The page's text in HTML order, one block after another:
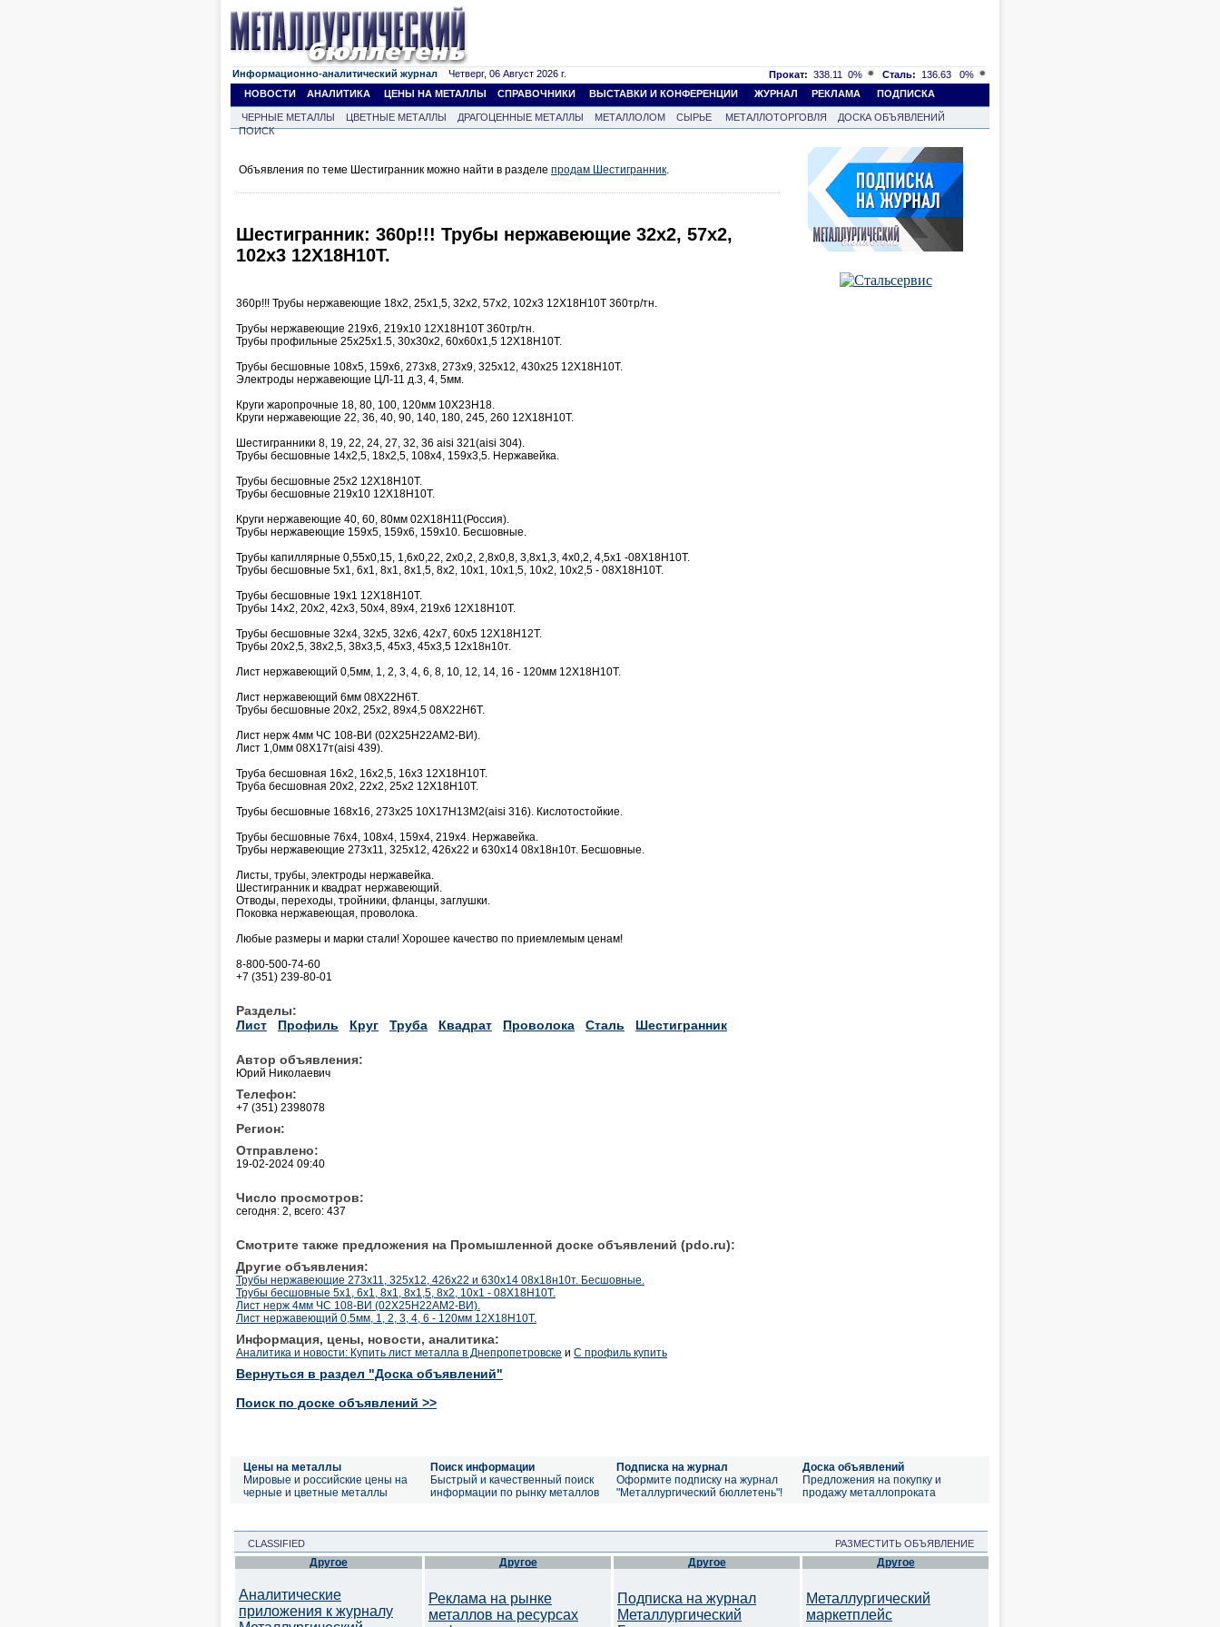
Информационно-аналитический журнал Четверг, 06 Август 2026 г. Прокат: 338.11 0% Сталь: 136.63
0%
НОВОСТИ
АНАЛИТИКА ЦЕНЫ НА МЕТАЛЛЫ СПРАВОЧНИКИ ВЫСТАВКИ И КОНФЕРЕНЦИИ ЖУРНАЛ РЕКЛАМА ПОДПИСКА
ЧЕРНЫЕ МЕТАЛЛЫ ЦВЕТНЫЕ МЕТАЛЛЫ ДРАГОЦЕННЫЕ МЕТАЛЛЫ МЕТАЛЛОЛОМ СЫРЬЕ МЕТАЛЛОТОРГОВЛЯ
ДОСКА ОБЪЯВЛЕНИЙ
ПОИСК
Объявления по теме Шестигранник можно найти в разделе продам Шестигранник.
Шестигранник: 360р!!! Трубы нержавеющие 32х2, 57х2,
102х3 12Х18Н10Т.
360р!!! Трубы нержавеющие 18х2, 25х1,5, 32х2, 57х2, 102х3 12Х18Н10Т 360тр/тн.
Трубы нержавеющие 219х6, 219х10 12Х18Н10Т 360тр/тн.
Трубы профильные 25х25х1.5, 30х30х2, 60х60х1,5 12Х18Н10Т.
Трубы бесшовные 108х5, 159х6, 273х8, 273х9, 325х12, 430х25 12Х18Н10Т.
Электроды нержавеющие ЦЛ-11 д.3, 4, 5мм.
Круги жаропрочные 18, 80, 100, 120мм 10Х23Н18.
Круги нержавеющие 22, 36, 40, 90, 140, 180, 245, 260 12Х18Н10Т.
Шестигранники 8, 19, 22, 24, 27, 32, 36 aisi 321(aisi 304).
Трубы бесшовные 14х2,5, 18х2,5, 108х4, 159х3,5. Нержавейка.
Трубы бесшовные 25х2 12Х18Н10Т.
Трубы бесшовные 219х10 12Х18Н10Т.
Круги нержавеющие 40, 60, 80мм 02Х18Н11(Россия).
Трубы нержавеющие 159х5, 159х6, 159х10. Бесшовные.
Трубы капиллярные 0,55х0,15, 1,6х0,22, 2х0,2, 2,8х0,8, 3,8х1,3, 4х0,2, 4,5х1 -08Х18Н10Т.
Трубы бесшовные 5х1, 6х1, 8х1, 8х1,5, 8х2, 10х1, 10х1,5, 10х2, 10х2,5 - 08Х18Н10Т.
Трубы бесшовные 19х1 12Х18Н10Т.
Трубы 14х2, 20х2, 42х3, 50х4, 89х4, 219х6 12Х18Н10Т.
Трубы бесшовные 32х4, 32х5, 32х6, 42х7, 60х5 12Х18Н12Т.
Трубы 20х2,5, 38х2,5, 38х3,5, 45х3, 45х3,5 12х18н10т.
Лист нержавеющий 0,5мм, 1, 2, 3, 4, 6, 8, 10, 12, 14, 16 - 120мм 12Х18Н10Т.
Лист нержавеющий 6мм 08Х22Н6Т.
Трубы бесшовные 20х2, 25х2, 89х4,5 08Х22Н6Т.
Лист нерж 4мм ЧС 108-ВИ (02Х25Н22АМ2-ВИ).
Лист 1,0мм 08Х17т(aisi 439).
Труба бесшовная 16х2, 16х2,5, 16х3 12Х18Н10Т.
Труба бесшовная 20х2, 22х2, 25х2 12Х18Н10Т.
Трубы бесшовные 168х16, 273х25 10Х17Н13М2(aisi 316). Кислотостойкие.
Трубы бесшовные 76х4, 108х4, 159х4, 219х4. Нержавейка.
Трубы нержавеющие 273х11, 325х12, 426х22 и 630х14 08х18н10т. Бесшовные.
Листы, трубы, электроды нержавейка.
Шестигранник и квадрат нержавеющий.
Отводы, переходы, тройники, фланцы, заглушки.
Поковка нержавеющая, проволока.
Любые размеры и марки стали! Хорошее качество по приемлемым ценам!
8-800-500-74-60
+7 (351) 239-80-01
Разделы:
Лист
Профиль Круг Труба Квадрат Проволока Сталь Шестигранник
Автор объявления:
Юрий Николаевич
Телефон:
+7 (351) 2398078
Регион:
Отправлено:
19-02-2024 09:40
Число просмотров:
сегодня: 2, всего: 437
Смотрите также предложения на Промышленной доске объявлений (pdo.ru):
Другие объявления:
Трубы нержавеющие 273х11, 325х12, 426х22 и 630х14 08х18н10т. Бесшовные.
Трубы бесшовные 5х1, 6х1, 8х1, 8х1,5, 8х2, 10х1 - 08Х18Н10Т.
Лист нерж 4мм ЧС 108-ВИ (02Х25Н22АМ2-ВИ).
Лист нержавеющий 0,5мм, 1, 2, 3, 4, 6 - 120мм 12Х18Н10Т.
Информация, цены, новости, аналитика:
Аналитика и новости: Купить лист металла в Днепропетровске и С профиль купить
Вернуться в раздел "Доска объявлений"
Поиск по доске объявлений >>
Цены на металлы
Мировые и российские цены на
черные и цветные металлы
Поиск информации
Быстрый и качественный поиск
информации по рынку металлов
Подписка на журнал
Оформите подписку на журнал
"Металлургический бюллетень"!
Доска объявлений
Предложения на покупку и
продажу металлопроката
CLASSIFIED РАЗМЕСТИТЬ ОБЪЯВЛЕНИЕ
Другое
Аналитические
приложения к журналу
Другое
Реклама на рынке
металлов на ресурсах
Другое
Подписка на журнал
Металлургический
Другое
Металлургический
маркетплейс